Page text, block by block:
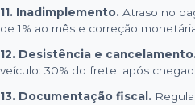
11. Inadimplemento. Atraso no
de 1% ao mês e correção
12. Desistência e
veículo: 30% do frete; após
13. Documentação fiscal.